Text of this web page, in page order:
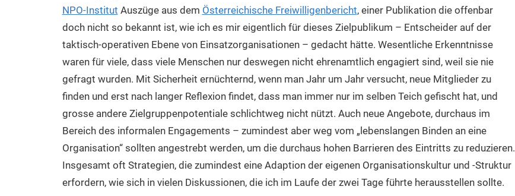
NPO-Institut Auszüge aus dem Österreichische Freiwilligenbericht, einer Publikation die offenbar
doch nicht so bekannt ist, wie ich es mir eigentlich für dieses Zielpublikum – Entscheider auf der
taktisch-operativen Ebene von Einsatzorganisationen – gedacht hätte. Wesentliche Erkenntnisse
waren für viele, dass viele Menschen nur deswegen nicht ehrenamtlich engagiert sind, weil sie nie
gefragt wurden. Mit Sicherheit ernüchternd, wenn man Jahr um Jahr versucht, neue Mitglieder zu
finden und erst nach langer Reflexion findet, dass man immer nur im selben Teich gefischt hat, und
grosse andere Zielgruppenpotentiale schlichtweg nicht nützt. Auch neue Angebote, durchaus im
Bereich des informalen Engagements – zumindest aber weg vom „lebenslangen Binden an eine
Organisation“ sollten angestrebt werden, um die durchaus hohen Barrieren des Eintritts zu reduzieren.
Insgesamt oft Strategien, die zumindest eine Adaption der eigenen Organisationskultur und -Struktur
erfordern, wie sich in vielen Diskussionen, die ich im Laufe der zwei Tage führte herausstellen sollte.